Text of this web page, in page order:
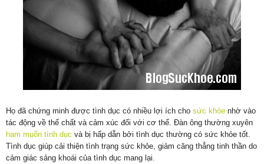
Họ đã chứng minh được tình dục có nhiều lợi ích cho sức khỏe nhờ vào
tác động về thể chất và cảm xúc đối với cơ thể. Đàn ông thường xuyên
ham muốn tình dục và bị hấp dẫn bởi tình dục thường có sức khỏe tốt.
Tình dục giúp cải thiện tình trạng sức khỏe, giảm căng thẳng tinh thần do
cảm giác sảng khoái của tình dục mang lại.